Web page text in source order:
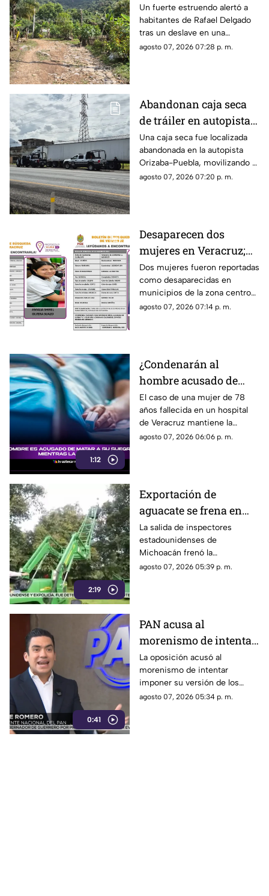
estruendo y preocupa a
familias; ¿hay heridos?
Un fuerte estruendo alertó a
habitantes de Rafael Delgado
tras un deslave en una
montaña, mientras familias
agosto 07, 2026 07:28 p. m.
Abandonan caja seca
de tráiler en autopista
de Veracruz; esto
sabemos
Una caja seca fue localizada
abandonada en la autopista
Orizaba-Puebla, movilizando a
corporaciones de seguridad
agosto 07, 2026 07:20 p. m.
Desaparecen dos
mujeres en Veracruz;
una de ellas es menor
de 12 años
Dos mujeres fueron reportadas
como desaparecidas en
municipios de la zona centro
de Veracruz, mientras
agosto 07, 2026 07:14 p. m.
1:12
¿Condenarán al
hombre acusado de
MATAR a su suegra
mientras la cuidaba en
un hospital de
Veracruz? Esto se sabe
El caso de una mujer de 78
años fallecida en un hospital
de Veracruz mantiene la
atención, mientras se analiza
agosto 07, 2026 06:06 p. m.
2:19
Exportación de
aguacate se frena en
Michoacán tras salida
de inspectores de
Estados Unidos
La salida de inspectores
estadounidenses de
Michoacán frenó la
exportación de aguacate y
agosto 07, 2026 05:39 p. m.
0:41
PAN acusa al
morenismo de intentar
imponer su versión
mediante censura
La oposición acusó al
morenismo de intentar
imponer su versión de los
hechos y censurar
agosto 07, 2026 05:34 p. m.